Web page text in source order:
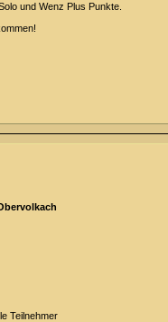
und Wenz Plus Punkte.
Teilnehmer